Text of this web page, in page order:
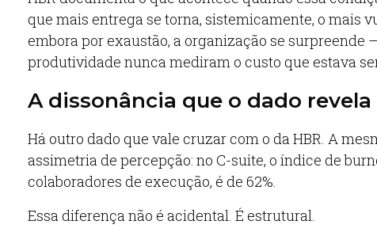
que mais entrega se torna, sistemicamente, o mais
embora por exaustão, a organização se surpreende
produtividade nunca mediram o custo que estava
A dissonância que o dado revela
Há outro dado que vale cruzar com o da HBR. A
assimetria de percepção: no C-suite, o índice de
colaboradores de execução, é de 62%.
Essa diferença não é acidental. É estrutural.